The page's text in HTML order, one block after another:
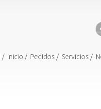
/ Inicio / Pedidos / Servicios /